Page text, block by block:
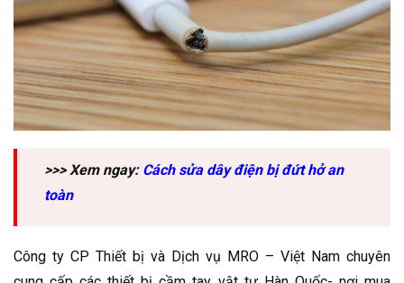
>>> Xem ngay: Cách sửa dây điện bị đứt hở an
toàn
Công ty CP Thiết bị và Dịch vụ MRO – Việt Nam chuyên